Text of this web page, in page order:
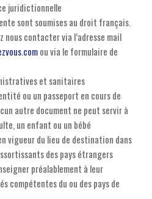
juridictionnelle
sont soumises au droit français.
nous contacter via l’adresse mail
ou via le formulaire de
et sanitaires
ou un passeport en cours de
autre document ne peut servir à
un enfant ou un bébé
vigueur du lieu de destination dans
des pays étrangers
préalablement à leur
compétentes du ou des pays de